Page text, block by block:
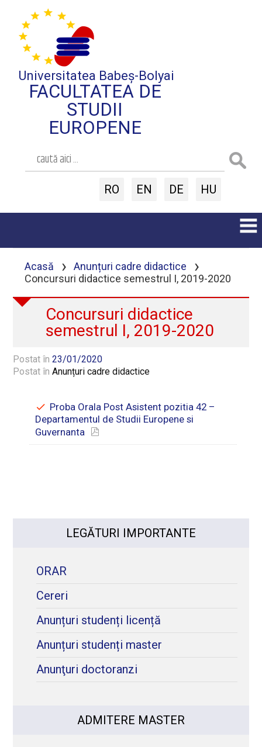
Universitatea Babeș-Bolyai
FACULTATEA DE
STUDII
EUROPENE
RO EN DE HU
Acasă › Anunțuri cadre didactice ›
Concursuri didactice semestrul I, 2019-2020
Concursuri didactice
semestrul I, 2019-2020
Postat în23/01/2020
Postat înAnunțuri cadre didactice
Proba Orala Post Asistent pozitia 42 –
Departamentul de Studii Europene si
Guvernanta
LEGĂTURI IMPORTANTE
ORAR
Cereri
Anunțuri studenți licență
Anunțuri studenți master
Anunţuri doctoranzi
ADMITERE MASTER